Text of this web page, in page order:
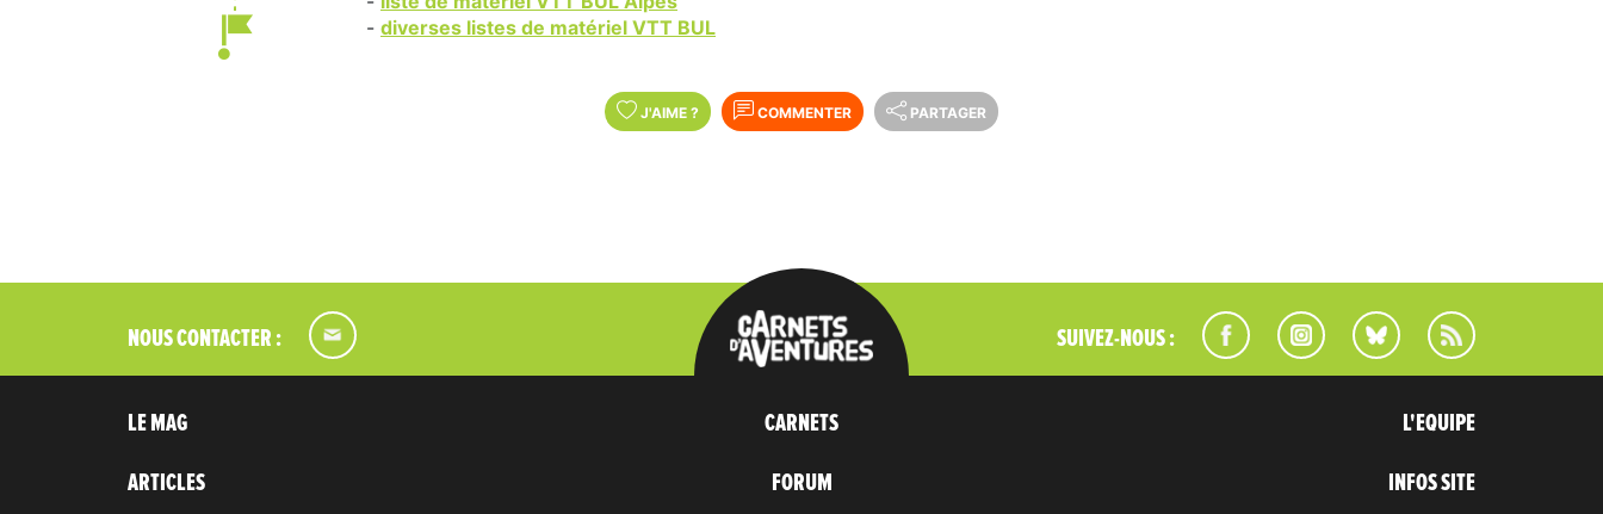
- diverses listes de matériel VTT BUL
J'AIME ? COMMENTER PARTAGER
NOUS CONTACTER : SUIVEZ-NOUS :
LE MAG
ARTICLES
CARNETS
FORUM
L'EQUIPE
INFOS SITE